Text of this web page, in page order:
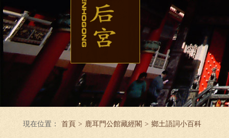
現在位置： 首頁 > 鹿耳門公館藏經閣 > 鄉土語詞小百科